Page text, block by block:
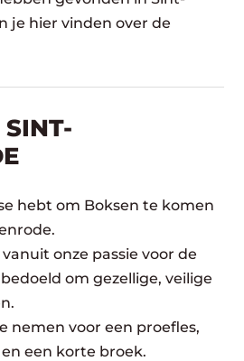
je hier vinden over de
hebt om Boksen te komen
onze passie voor de
om gezellige, veilige
nemen voor een proefles,
een korte broek.